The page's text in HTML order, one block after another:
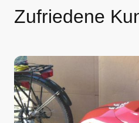
Zufriedene